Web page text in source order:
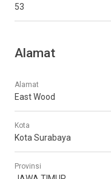
53
Alamat
Alamat
East Wood
Kota
Kota Surabaya
Provinsi